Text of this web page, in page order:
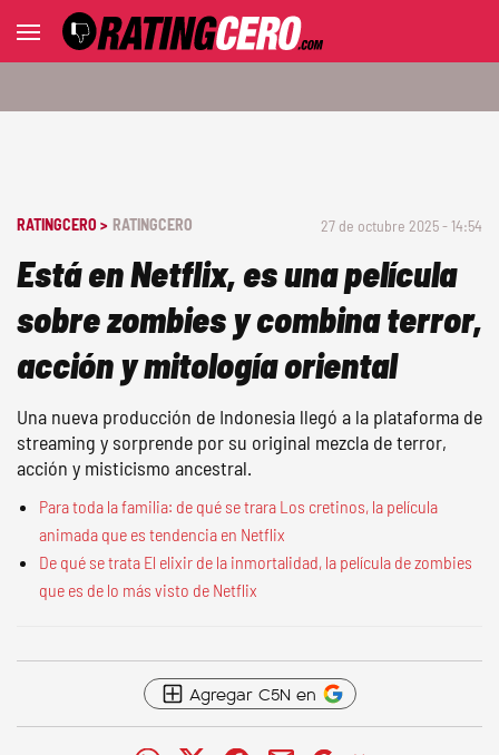
RATINGCERO > RATINGCERO 27 de octubre 2025 - 14:54
Está en Netflix, es una película
sobre zombies y combina terror,
acción y mitología oriental
Una nueva producción de Indonesia llegó a la plataforma de
streaming y sorprende por su original mezcla de terror,
acción y misticismo ancestral.
Para toda la familia: de qué se trara Los cretinos, la película
animada que es tendencia en Netflix
De qué se trata El elixir de la inmortalidad, la película de zombies
que es de lo más visto de Netflix
Agregar C5N en